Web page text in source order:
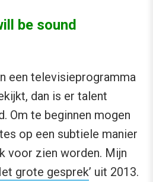
be sound
een televisieprogramma
dan is er talent
Om te beginnen mogen
op een subtiele manier
voor zien worden. Mijn
grote gesprek’ uit 2013.